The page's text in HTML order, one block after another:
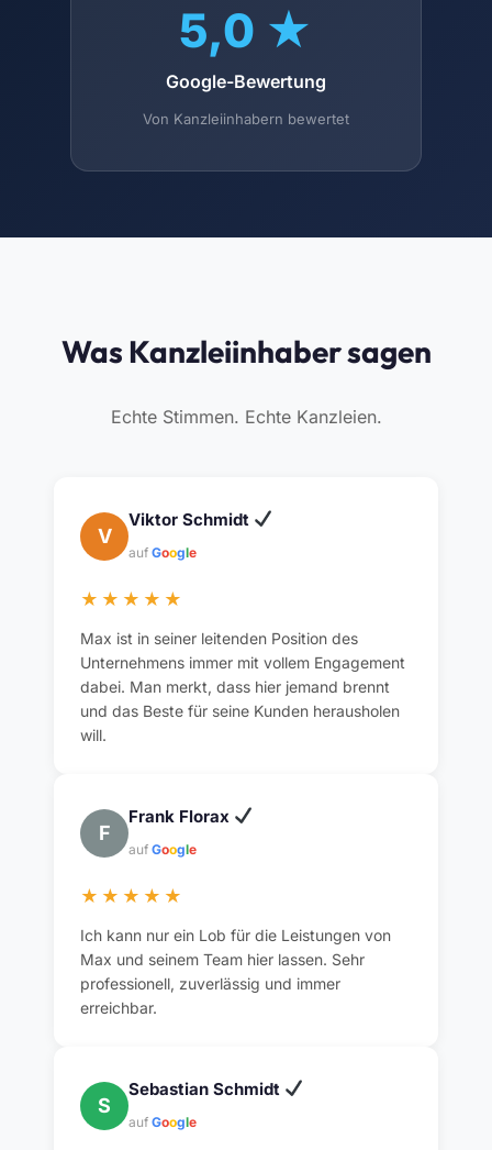
5,0 ★
Google-Bewertung
Von Kanzleiinhabern bewertet
Was Kanzleiinhaber sagen
Echte Stimmen. Echte Kanzleien.
V
Viktor Schmidt
auf Google
★★★★★
Max ist in seiner leitenden Position des
Unternehmens immer mit vollem Engagement
dabei. Man merkt, dass hier jemand brennt
und das Beste für seine Kunden herausholen
will.
F
Frank Florax
auf Google
★★★★★
Ich kann nur ein Lob für die Leistungen von
Max und seinem Team hier lassen. Sehr
professionell, zuverlässig und immer
erreichbar.
S
Sebastian Schmidt
auf Google